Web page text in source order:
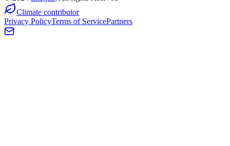
Climate contributor
Privacy PolicyTerms of ServicePartners